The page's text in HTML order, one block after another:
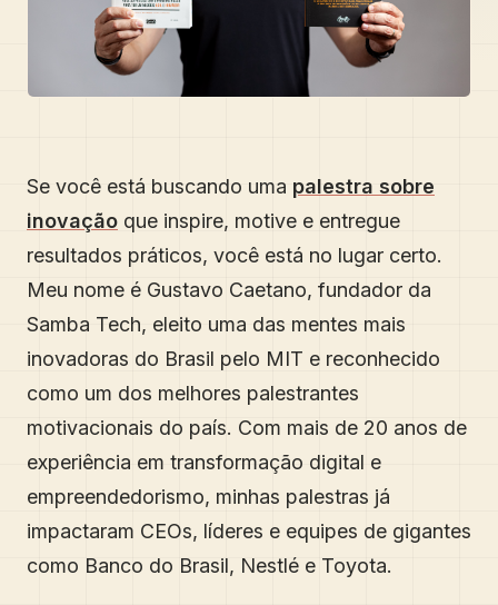
Se você está buscando uma palestra sobre
inovação que inspire, motive e entregue
resultados práticos, você está no lugar certo.
Meu nome é Gustavo Caetano, fundador da
Samba Tech, eleito uma das mentes mais
inovadoras do Brasil pelo MIT e reconhecido
como um dos melhores palestrantes
motivacionais do país. Com mais de 20 anos de
experiência em transformação digital e
empreendedorismo, minhas palestras já
impactaram CEOs, líderes e equipes de gigantes
como Banco do Brasil, Nestlé e Toyota.